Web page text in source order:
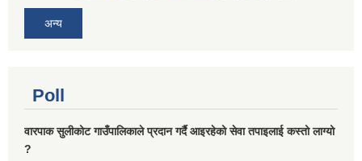
अन्य
Poll
वारपाक सुलीकोट गाउँपालिकाले प्रदान गर्दै आइरहेको सेवा तपाइलाई कस्तो लाग्यो
?